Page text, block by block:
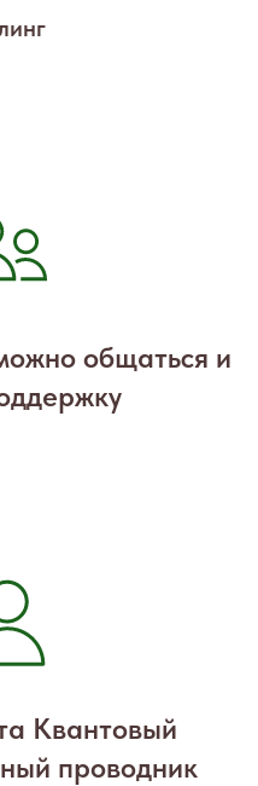
общаться и
Квантовый
проводник